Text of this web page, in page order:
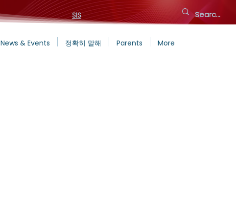
SIS
News & Events 정확히 말해 Parents More